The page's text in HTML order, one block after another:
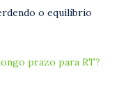
o equilíbrio
prazo para RT?